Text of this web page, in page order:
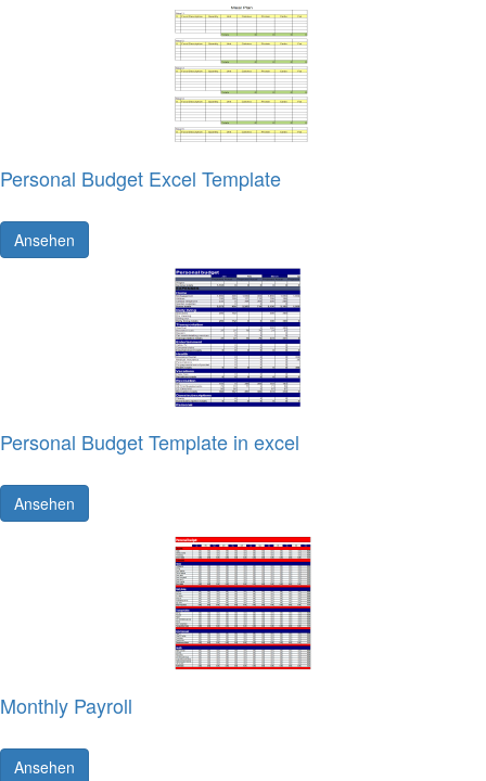
Personal Budget Excel Template
Ansehen
Personal Budget Template in excel
Ansehen
Monthly Payroll
Ansehen